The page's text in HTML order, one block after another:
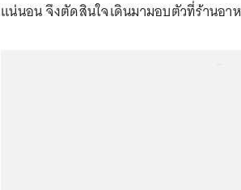
แน่นอน จึงตัดสินใจเดินมามอบตัวที่ร้านอา